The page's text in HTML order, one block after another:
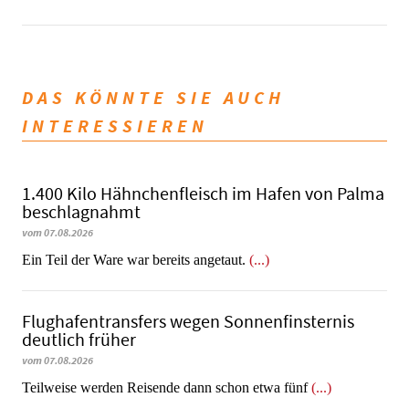
DAS KÖNNTE SIE AUCH
INTERESSIEREN
1.400 Kilo Hähnchenfleisch im Hafen von Palma
beschlagnahmt
vom 07.08.2026
​​​​​​​Ein Teil der Ware war bereits angetaut. (...)
Flughafentransfers wegen Sonnenfinsternis
deutlich früher
vom 07.08.2026
Teilweise werden Reisende dann schon etwa fünf(...)